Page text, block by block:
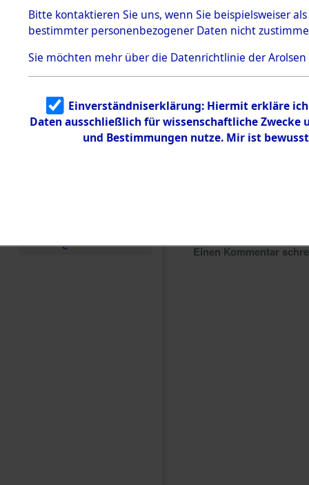
5.3.1 Alliierte
Erhebungen
zu
Todesmärsch
en
5.3.2
Identifizierun
5.3.3
Todesmärsch
e Einen Kommentar
Bitte kontaktieren Sie uns, wenn Sie beispielsweiser
bestimmter personenbezogener Daten nicht
Sie möchten mehr über die Datenrichtlinie der Arolsen
Einverständniserklärung: Hiermit erkläre
Daten ausschließlich für wissenschaftliche
und Bestimmungen nutze. Mir ist